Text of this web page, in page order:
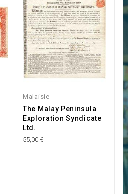
Malaisie
The Malay Peninsula
Exploration Syndicate
Ltd.
55,00 €